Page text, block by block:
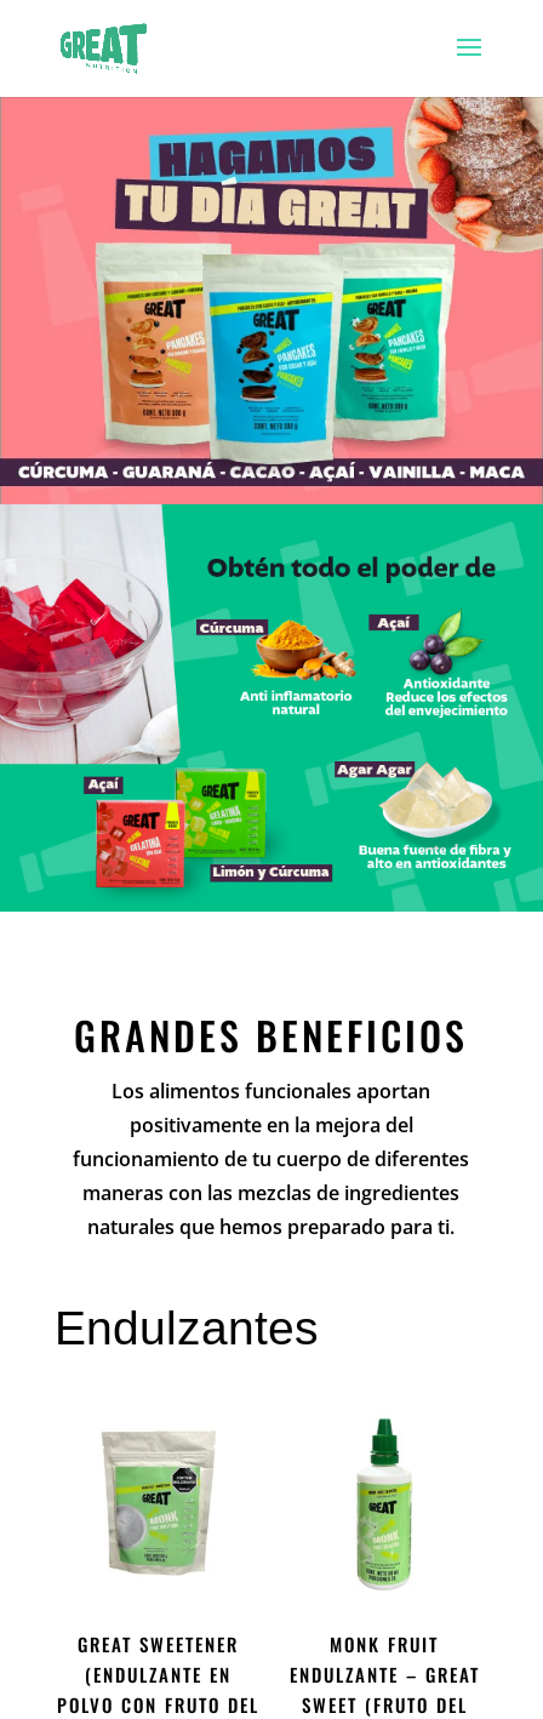
GRANDES BENEFICIOS
Los alimentos funcionales aportan
positivamente en la mejora del
funcionamiento de tu cuerpo de diferentes
maneras con las mezclas de ingredientes
naturales que hemos preparado para ti.
Endulzantes
GREAT SWEETENER
(ENDULZANTE EN
POLVO CON FRUTO DEL
MONK FRUIT
ENDULZANTE – GREAT
SWEET (FRUTO DEL